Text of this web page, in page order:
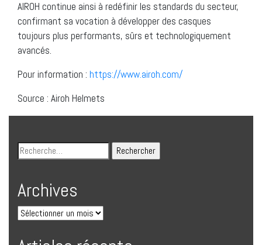
AIROH continue ainsi à redéfinir les standards du secteur,
confirmant sa vocation à développer des casques
toujours plus performants, sûrs et technologiquement
avancés.
Pour information : https://www.airoh.com/
Source : Airoh Helmets
Archives